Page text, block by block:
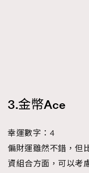
3.金幣Ace
幸運數字：4
偏財運雖然不錯，但
資組合方面，可以考